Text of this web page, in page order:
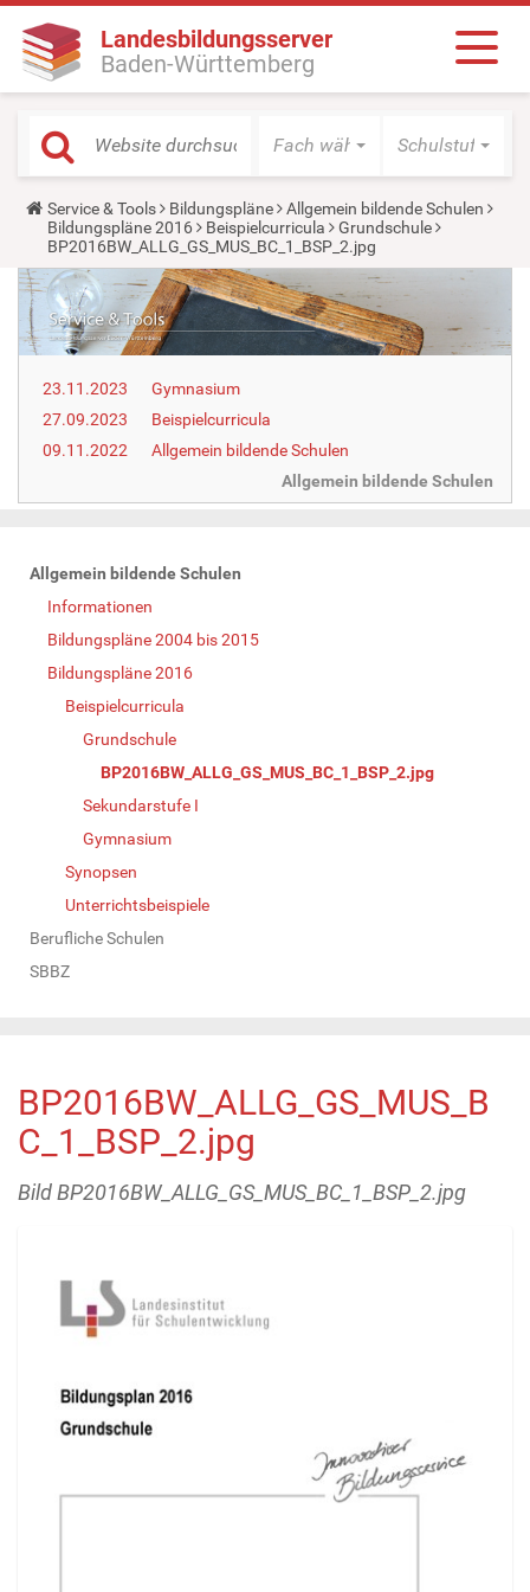
Landesbildungsserver
Baden-Württemberg
Fach wählen Schulstufe
Y
o
u
a
r
h
e
r
:
Service & Tools Bildungspläne
Allgemein bildende Schulen
Bildungspläne 2016
Beispielcurricula
Grundschule
BP2016BW_ALLG_GS_MUS_BC_1_BSP_2.jpg
23.11.2023
Gymnasium
27.09.2023
Beispielcurricula
09.11.2022
Allgemein bildende Schulen
Allgemein bildende Schulen
N
Allgemein bildende Schulen
Informationen
Bildungspläne 2004 bis 2015
Bildungspläne 2016
Beispielcurricula
Grundschule
BP2016BW_ALLG_GS_MUS_BC_1_BSP_2.jpg
Sekundarstufe I
Gymnasium
Synopsen
Unterrichtsbeispiele
Berufliche Schulen
SBBZ
BP2016BW_ALLG_GS_MUS_B
C_1_BSP_2.jpg
Bild BP2016BW_ALLG_GS_MUS_BC_1_BSP_2.jpg